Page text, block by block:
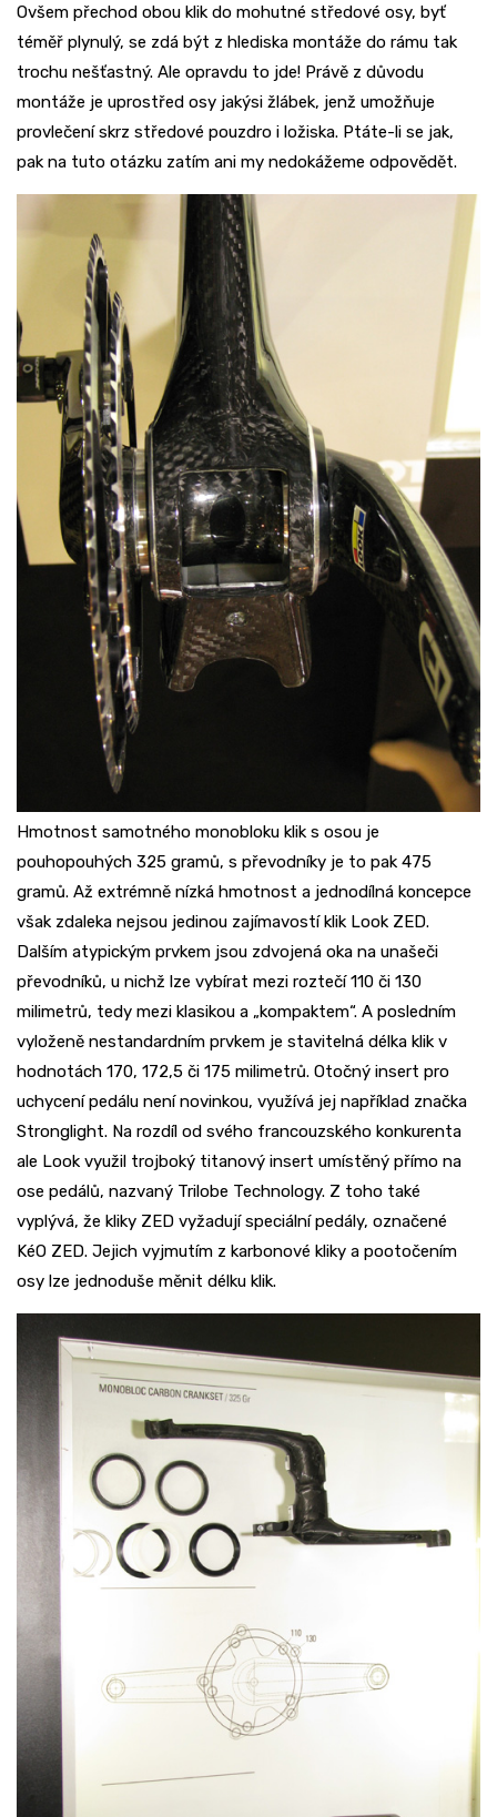
Ovšem přechod obou klik do mohutné středové osy, byť
téměř plynulý, se zdá být z hlediska montáže do rámu tak
trochu nešťastný. Ale opravdu to jde! Právě z důvodu
montáže je uprostřed osy jakýsi žlábek, jenž umožňuje
provlečení skrz středové pouzdro i ložiska. Ptáte-li se jak,
pak na tuto otázku zatím ani my nedokážeme odpovědět.
Hmotnost samotného monobloku klik s osou je
pouhopouhých 325 gramů, s převodníky je to pak 475
gramů. Až extrémně nízká hmotnost a jednodílná koncepce
však zdaleka nejsou jedinou zajímavostí klik Look ZED.
Dalším atypickým prvkem jsou zdvojená oka na unašeči
převodníků, u nichž lze vybírat mezi roztečí 110 či 130
milimetrů, tedy mezi klasikou a „kompaktem“. A posledním
vyloženě nestandardním prvkem je stavitelná délka klik v
hodnotách 170, 172,5 či 175 milimetrů. Otočný insert pro
uchycení pedálu není novinkou, využívá jej například značka
Stronglight. Na rozdíl od svého francouzského konkurenta
ale Look využil trojboký titanový insert umístěný přímo na
ose pedálů, nazvaný Trilobe Technology. Z toho také
vyplývá, že kliky ZED vyžadují speciální pedály, označené
KéO ZED. Jejich vyjmutím z karbonové kliky a pootočením
osy lze jednoduše měnit délku klik.